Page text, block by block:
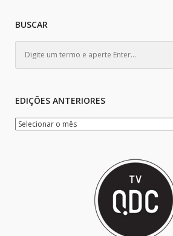
BUSCAR
EDIÇÕES ANTERIORES